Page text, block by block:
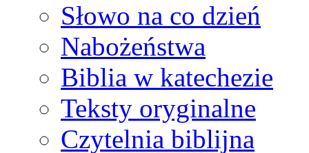
Słowo na co dzień
Nabożeństwa
Biblia w katechezie
Teksty oryginalne
Czytelnia biblijna